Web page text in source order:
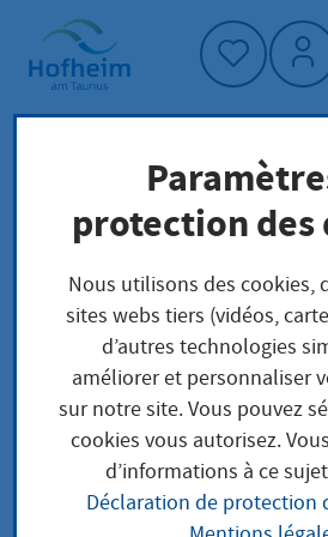
Accueil"
Page d'accueil
Trouver un
Préoccupations locales
Einsicht in das
Berechtsamskarte im Bergbau
Einsicht in
protection des
Nous utilisons des cookies,
sites webs tiers (vidéos,
d’autres technologies
améliorer et personnaliser
sur notre site. Vous pouvez
cookies vous autorisez.
d’informations à ce
Déclaration de protection